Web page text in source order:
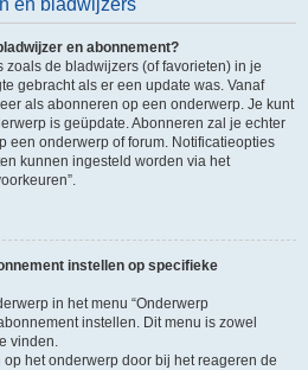
en bladwijzers
en abonnement?
zoals de bladwijzers (of favorieten) in je
gebracht als er een update was. Vanaf
als abonneren op een onderwerp. Je kunt
is geüpdate. Abonneren zal je echter
een onderwerp of forum. Notificatieopties
kunnen ingesteld worden via het
instellen op specifieke
in het menu “Onderwerp
instellen. Dit menu is zowel
vinden.
het onderwerp door bij het reageren de